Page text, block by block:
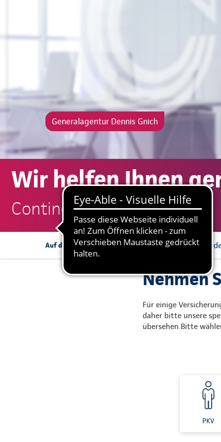
Generalagentur Dennis Gnich
Wir helfen Ihnen
Continentale: Dennis Gnich
Auf dieser Seite: Informationen
Nehmen
Für einige
daher bitte unsere
übersehen.Bitte
PKV